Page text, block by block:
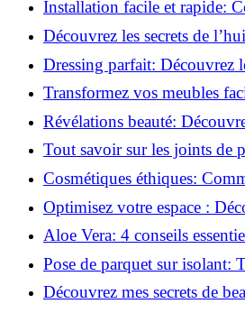
Installation facile et rapide:
luminaire au plafond!
Découvrez les secrets de
Pourquoi vous devez
Dressing parfait: Découvrez
rangement optimal!
Transformez vos meubles
installer des roulettes en un
Révélations beauté:
transforme votre routine!
Tout savoir sur les joints de
questions clés pour
Cosmétiques éthiques:
routine beauté!
Optimisez votre espace :
rampant à portes
Aloe Vera: 4 conseils
parfait!
Pose de parquet sur isolant:
pour un sol parfait!
Découvrez mes secrets de